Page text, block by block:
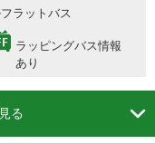
ラットバス
ラッピングバス情報
あり
る 